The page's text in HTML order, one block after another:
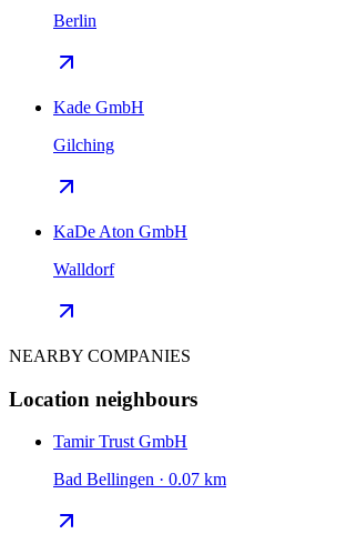
Berlin
Kade GmbH
Gilching
KaDe Aton GmbH
Walldorf
NEARBY COMPANIES
Location neighbours
Tamir Trust GmbH
Bad Bellingen · 0.07 km